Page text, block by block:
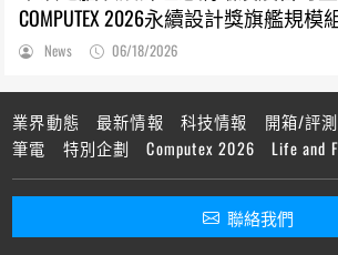
COMPUTEX 2026永續設計獎旗艦規模
News 06/18/2026
業界動態 最新情報 科技情報 開箱/評測
筆電
特別企劃 Computex 2026 Life and
聯絡我們